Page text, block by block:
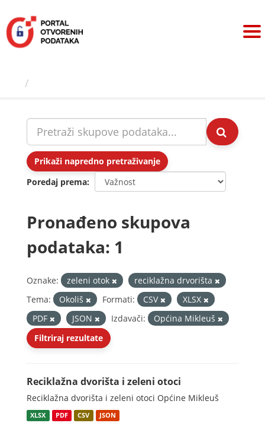
sadržaj
Prikaži napredno pretraživanje
Poredaj prema
Pronađeno skupova
podataka: 1
Oznake: zeleni otok
reciklažna drvorišta
Tema:
Okoliš Formati: CSV
XLSX
PDF
JSON Izdavači:
Općina Mikleuš
Filtriraj rezultate
Reciklažna dvorišta i zeleni otoci
Reciklažna dvorišta i zeleni otoci Općine Mikleuš
XLSX PDF CSV JSON